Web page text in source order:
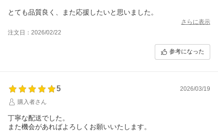
とても品質良く、また応援したいと思いました。
さらに表示
注文日：2026/02/22
参考になった
5
2026/03/19
購入者さん
丁寧な配送でした。
また機会があればよろしくお願いいたします。